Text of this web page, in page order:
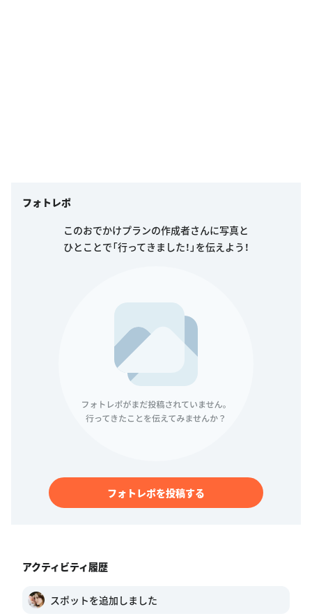
フォトレポ
このおでかけプランの作成者さんに写真と
ひとことで「行ってきました！」を伝えよう！
フォトレポを投稿する
アクティビティ履歴
スポットを追加しました